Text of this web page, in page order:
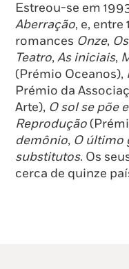
Estreou-se em
Aberração, e, entre
romances Onze,
Teatro, As iniciais,
(Prémio Oceanos),
Prémio da
Arte), O sol se põe
Reprodução
demônio, O último
substitutos. Os
cerca de quinze